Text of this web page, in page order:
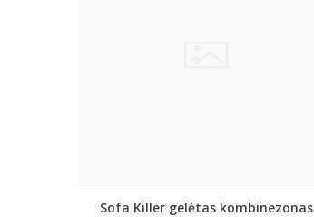
Sofa Killer gelėtas kombinezonas